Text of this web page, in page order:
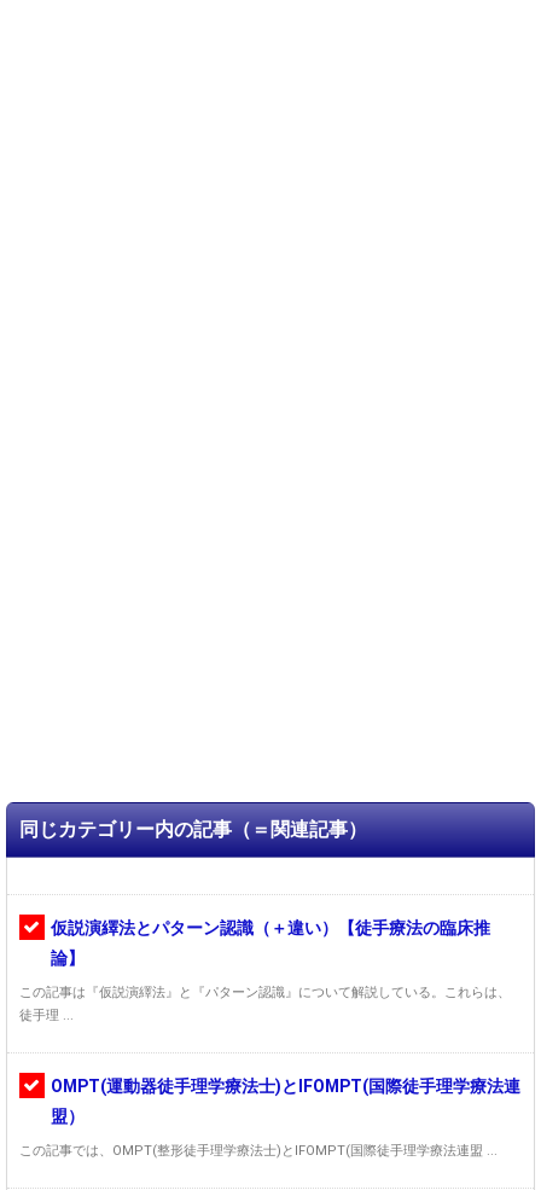
同じカテゴリー内の記事（＝関連記事）
仮説演繹法とパターン認識（＋違い）【徒手療法の臨床推
論】
この記事は『仮説演繹法』と『パターン認識』について解説している。これらは、
徒手理 ...
OMPT(運動器徒手理学療法士)とIFOMPT(国際徒手理学療法連
盟）
この記事では、OMPT(整形徒手理学療法士)とIFOMPT(国際徒手理学療法連盟 ...